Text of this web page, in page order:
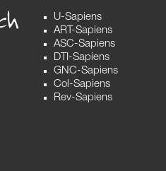
U-Sapiens
ART-Sapiens
ASC-Sapiens
DTI-Sapiens
GNC-Sapiens
Col-Sapiens
Rev-Sapiens